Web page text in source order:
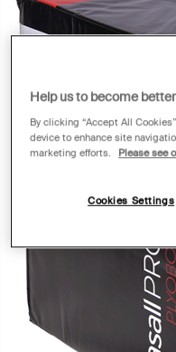
Help us to become
By clicking “Accept All
device to enhance site
marketing efforts.
Please see
Cookies Settings